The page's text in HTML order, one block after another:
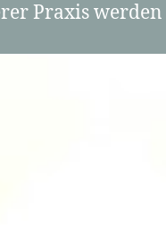
Praxis